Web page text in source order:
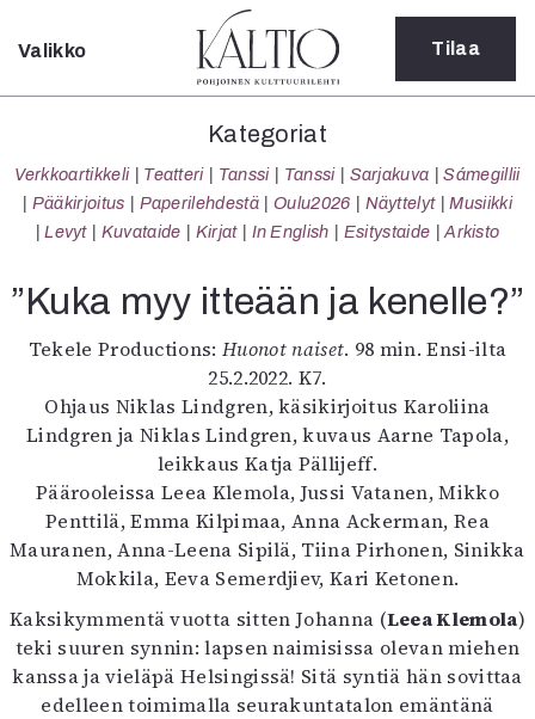
Sulje
Kategoriat
Verkkoartikkeli
Teatteri
Tanssi
Sarjakuva
Sámegillii
Pääkirjoitus
Paperilehdestä
Oulu2026
Näyttelyt
Musiikki
Levyt
Kuvataide
Kirjat
In English
Arkisto
Lehdet
Valikko Tilaa
Kategoriat
Verkkoartikkeli Teatteri Tanssi Tanssi Sarjakuva
Sámegillii
Pääkirjoitus
Paperilehdestä Oulu2026 Näyttelyt
Musiikki
Levyt
Kuvataide Kirjat In English Esitystaide Arkisto
”Kuka myy itteään ja kenelle?”
Tekele Productions:Huonot naiset. 98 min. Ensi-ilta
25.2.2022. K7.
Ohjaus Niklas Lindgren, käsikirjoitus Karoliina
Lindgren ja Niklas Lindgren, kuvaus Aarne Tapola,
leikkaus Katja Pällijeff.
Päärooleissa Leea Klemola, Jussi Vatanen, Mikko
Penttilä, Emma Kilpimaa, Anna Ackerman, Rea
Mauranen, Anna-Leena Sipilä, Tiina Pirhonen, Sinikka
Mokkila, Eeva Semerdjiev, Kari Ketonen.
Kaksikymmentä vuotta sitten Johanna (Leea Klemola)
teki suuren synnin: lapsen naimisissa olevan miehen
kanssa ja vieläpä Helsingissä! Sitä syntiä hän sovittaa
edelleen toimimalla seurakuntatalon emäntänä